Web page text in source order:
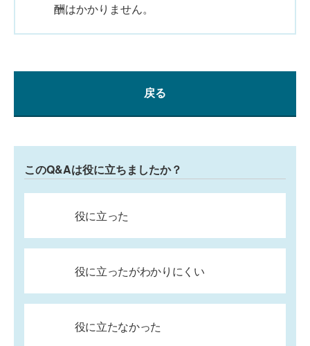
酬はかかりません。
戻る
このQ&Aは役に立ちましたか？
役に立った
役に立ったがわかりにくい
役に立たなかった